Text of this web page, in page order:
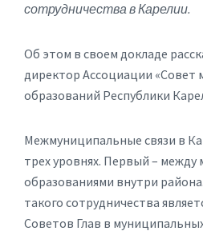
сотрудничества в Карелии.
Об этом в своем докладе
директор Ассоциации «Совет
образований Республики
Межмуниципальные связи в
трех уровнях. Первый –
образованиями внутри
такого сотрудничества
Советов Глав в